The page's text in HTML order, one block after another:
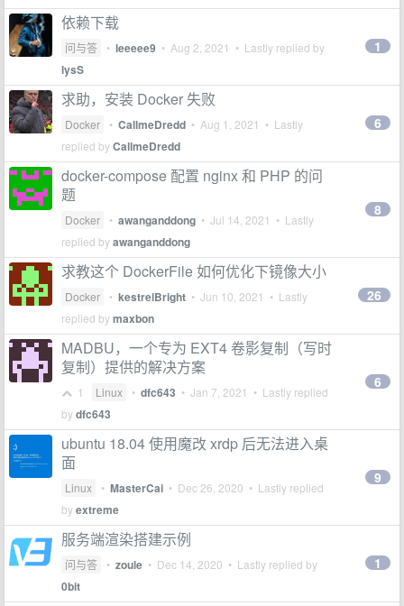
依赖下载
问与答 • leeeee9 • Aug 2, 2021 • Lastly replied by
lysS
1
求助，安装 Docker 失败
Docker • CallmeDredd • Aug 1, 2021 • Lastly
replied byCallmeDredd
6
docker-compose 配置 nginx 和 PHP 的问
题
Docker • awanganddong • Jul 14, 2021 • Lastly
replied byawanganddong
8
求教这个 DockerFile 如何优化下镜像大小
Docker • kestrelBright • Jun 10, 2021 • Lastly
replied bymaxbon
26
MADBU，一个专为 EXT4 卷影复制（写时
复制）提供的解决方案
1 Linux • dfc643 • Jan 7, 2021 • Lastly replied
bydfc643
6
ubuntu 18.04 使用魔改 xrdp 后无法进入桌
面
Linux • MasterCai • Dec 26, 2020 • Lastly replied
byextreme
9
服务端渲染搭建示例
问与答 • zoule • Dec 14, 2020 • Lastly replied by
0bit
1